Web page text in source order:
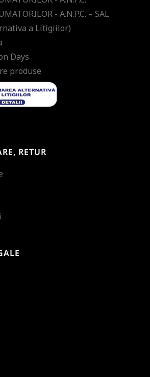
- A.N.P.C. – SAL
a Litigiilor)
Days
produse
RETUR